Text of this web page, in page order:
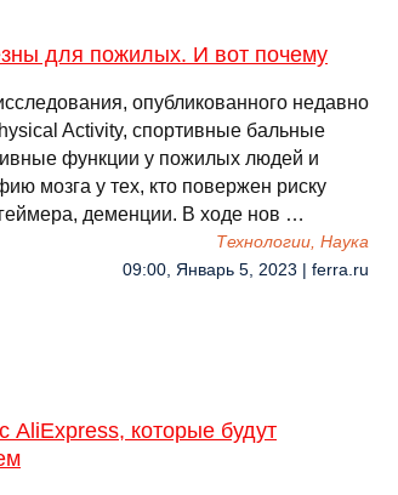
для пожилых. И вот почему
опубликованного недавно
Activity, спортивные бальные
функции у пожилых людей и
мозга у тех, кто повержен риску
деменции. В ходе нов …
Технологии, Наука
09:00, Январь 5, 2023 | ferra.ru
AliExpress, которые будут